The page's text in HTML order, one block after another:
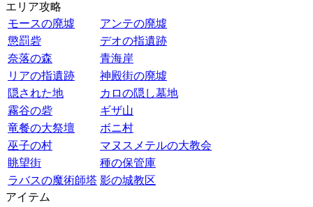
エリア攻略
モースの廃墟
アンテの廃墟
懲罰砦
デオの指遺跡
奈落の森
青海岸
リアの指遺跡
神殿街の廃墟
隠された地
カロの隠し墓地
霧谷の砦
ギザ山
竜餐の大祭壇
ボニ村
巫子の村
マヌスメテルの大教会
眺望街
種の保管庫
ラバスの魔術師塔 影の城教区
アイテム